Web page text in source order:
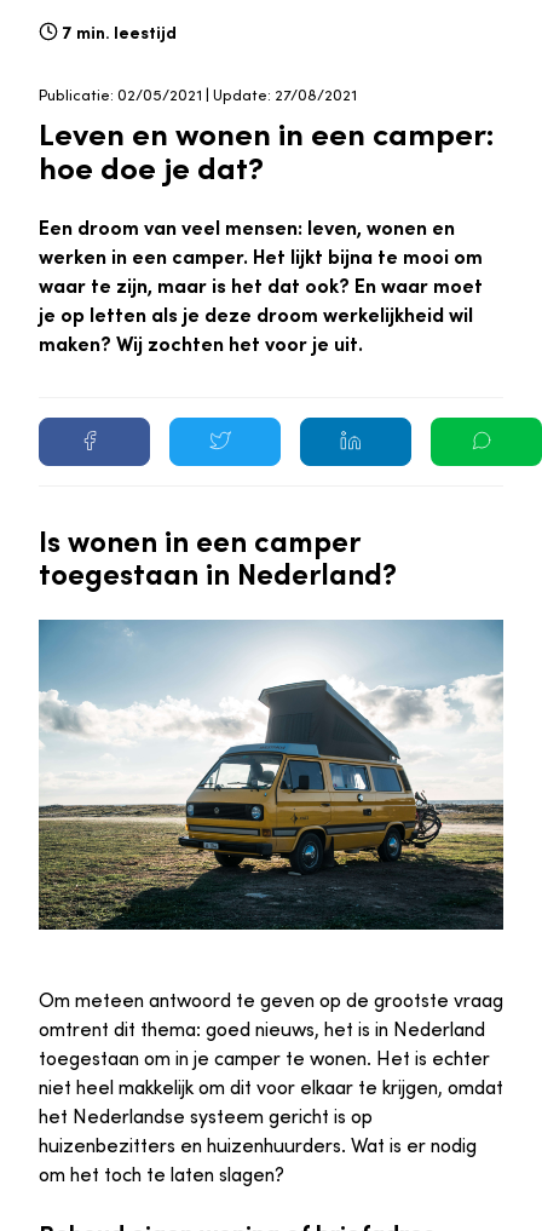
7 min. leestijd
Publicatie: 02/05/2021 | Update: 27/08/2021
Leven en wonen in een camper:
hoe doe je dat?
Een droom van veel mensen: leven, wonen en
werken in een camper. Het lijkt bijna te mooi om
waar te zijn, maar is het dat ook? En waar moet
je op letten als je deze droom werkelijkheid wil
maken? Wij zochten het voor je uit.
Is wonen in een camper
toegestaan in Nederland?
Om meteen antwoord te geven op de grootste vraag
omtrent dit thema: goed nieuws, het is in Nederland
toegestaan om in je camper te wonen. Het is echter
niet heel makkelijk om dit voor elkaar te krijgen, omdat
het Nederlandse systeem gericht is op
huizenbezitters en huizenhuurders. Wat is er nodig
om het toch te laten slagen?